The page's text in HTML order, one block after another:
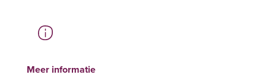
Meer informatie